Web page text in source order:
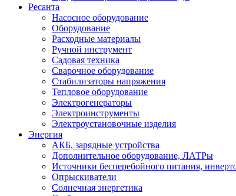
Ресанта
Насосное оборудование
Оборудование
Расходные материалы
Ручной инструмент
Садовая техника
Сварочное оборудование
Стабилизаторы напряжения
Тепловое оборудование
Электрогенераторы
Электроинструменты
Электроустановочные изделия
Энергия
АКБ, зарядные устройства
Дополнительное оборудование, ЛАТРы
Источники бесперебойного питания,
Опрыскиватели
Солнечная энергетика